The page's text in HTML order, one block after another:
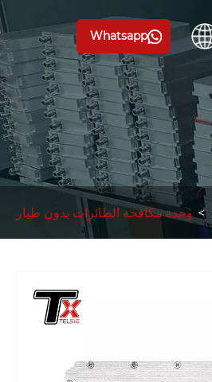
Whatsapp
وحدة مكافحة الطائرات بدون طيار